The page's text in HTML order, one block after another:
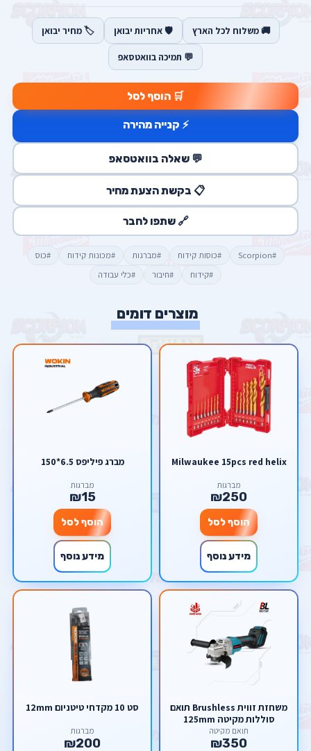
🚚 משלוח לכל הארץ 🛡️ אחריות יבואן 🏷️ מחיר יבואן
💬 תמיכה בוואטסאפ
🛒 הוסף לסל
⚡ קנייה מהירה
💬 שאלה בוואטסאפ
📋 בקשת הצעת מחיר
🔗 שתפו לחבר
#Scorpion #כוסות קידוח #מברגות #מכונות קידוח
#כוס
#קידוח
#חיבור #כלי עבודה
מוצרים דומים
Milwaukee 15pcs red helix
מברגות
₪250
הוסף לסל
מידע נוסף
מברג פיליפס 6.5*150
מברגות
₪15
הוסף לסל
מידע נוסף
משחזת זווית Brushless תואם
סוללות מקיטה 125mm
תואם מקיטה
₪350
סט 10 מקדחי טיטניום 12mm
מברגות
₪200